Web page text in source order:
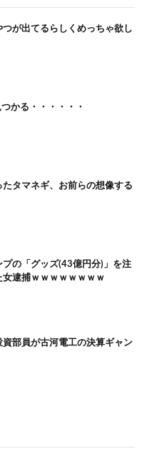
が出てるらしくめっちゃ欲し
かる・・・・・・
たタマネギ、お前らの想像する
プの「グッズ(43億円分)」を注
逮捕ｗｗｗｗｗｗｗｗ
資部員が古河電工の決算ギャン